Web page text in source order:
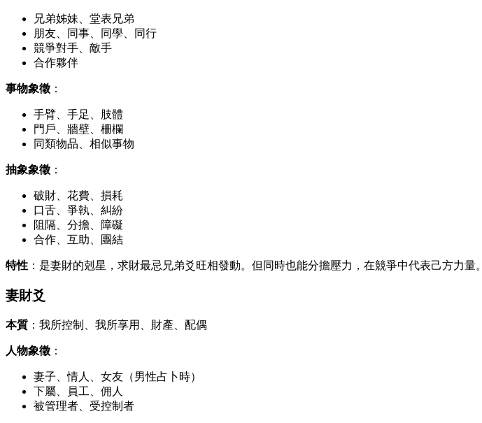
兄弟姊妹、堂表兄弟
朋友、同事、同學、同行
競爭對手、敵手
合作夥伴
事物象徵 ：
手臂、手足、肢體
門戶、牆壁、柵欄
同類物品、相似事物
抽象象徵 ：
破財、花費、損耗
口舌、爭執、糾紛
阻隔、分擔、障礙
合作、互助、團結
特性 ：是妻財的剋星，求財最忌兄弟爻旺相發動。但同時也能分擔壓力，在競爭中代表己方力量。
妻財爻
本質 ：我所控制、我所享用、財產、配偶
人物象徵 ：
妻子、情人、女友（男性占卜時）
下屬、員工、佣人
被管理者、受控制者